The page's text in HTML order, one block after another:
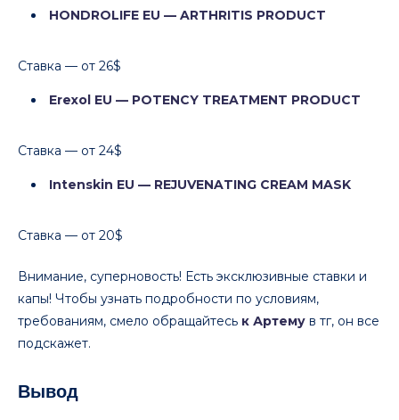
HONDROLIFE EU — ARTHRITIS PRODUCT
Ставка — от 26$
Erexol EU — POTENCY TREATMENT PRODUCT
Ставка — от 24$
Intenskin EU — REJUVENATING CREAM MASK
Ставка — от 20$
Внимание, суперновость! Есть эксклюзивные ставки и
капы! Чтобы узнать подробности по условиям,
требованиям, смело обращайтесь к Артему в тг, он все
подскажет.
Вывод